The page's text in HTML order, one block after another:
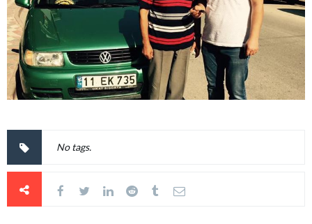
No tags.